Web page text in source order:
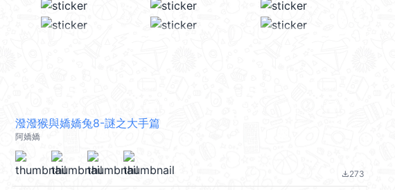
潑潑猴與嬌嬌兔8-謎之大手篇
阿嬌嬌
file_download273